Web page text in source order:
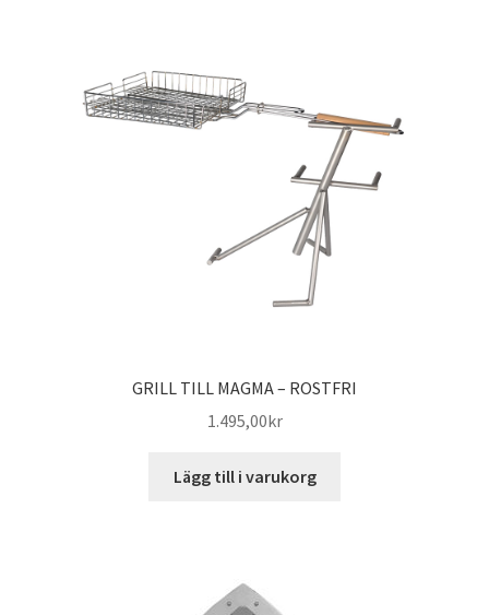
GRILL TILL MAGMA – ROSTFRI
1.495,00kr
Lägg till i varukorg